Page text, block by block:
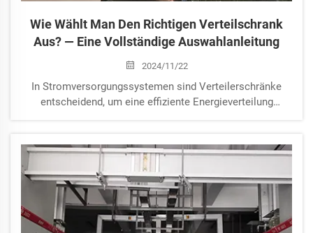
Wie Wählt Man Den Richtigen Verteilschrank
Aus? — Eine Vollständige Auswahlanleitung
2024/11/22
In Stromversorgungssystemen sind Verteilerschränke
entscheidend, um eine effiziente Energieverteilung
das richtige Produkt ausgewählt wird. Heute stellen wir
eine umfassende...